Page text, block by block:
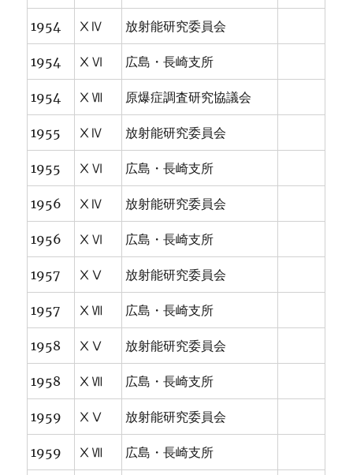
1954 ⅩⅣ 放射能研究委員会
1954 ⅩⅥ 広島・長崎支所
1954 ⅩⅦ 原爆症調査研究協議会
1955 ⅩⅣ 放射能研究委員会
1955 ⅩⅥ 広島・長崎支所
1956 ⅩⅣ 放射能研究委員会
1956 ⅩⅥ 広島・長崎支所
1957 ⅩⅤ 放射能研究委員会
1957 ⅩⅦ 広島・長崎支所
1958 ⅩⅤ 放射能研究委員会
1958 ⅩⅦ 広島・長崎支所
1959 ⅩⅤ 放射能研究委員会
1959 ⅩⅦ 広島・長崎支所